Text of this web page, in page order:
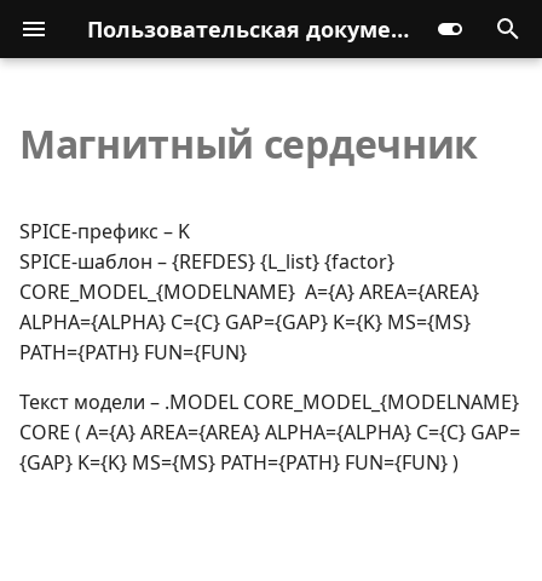
Пользовательская документация
Магнитный сердечник
SPICE-префикс – K
SPICE-шаблон – {REFDES} {L_list} {factor}
CORE_MODEL_{MODELNAME} A={A} AREA={AREA}
ALPHA={ALPHA} C={C} GAP={GAP} K={K} MS={MS}
PATH={PATH} FUN={FUN}
Текст модели – .MODEL CORE_MODEL_{MODELNAME}
CORE ( A={A} AREA={AREA} ALPHA={ALPHA} C={C} GAP=
{GAP} K={K} MS={MS} PATH={PATH} FUN={FUN} )